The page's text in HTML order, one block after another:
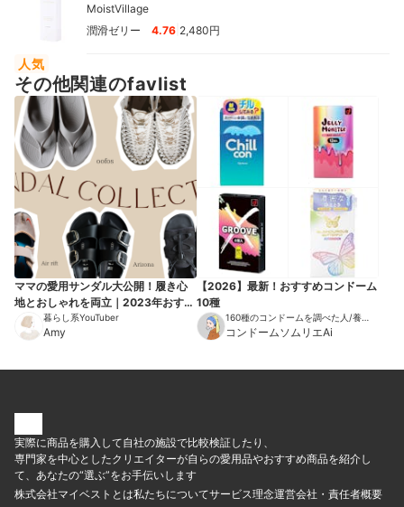
MoistVillage
潤滑ゼリー
4.76 2,480円
人気
その他関連のfavlist
ママの愛用サンダル大公開！履き心
地とおしゃれを両立｜2023年おすす
めモデル暮らし系YouTuber
Amy
【2026】最新！おすすめコンドーム
10種
160種のコンドームを調べた人/養護
教諭/公認心理師/思春期保健相談士
コンドームソムリエAi
実際に商品を購入して自社の施設で比較検証したり、
専門家を中心としたクリエイターが自らの愛用品やおすすめ商品を紹介し
て、あなたの“選ぶ”をお手伝いします
株式会社マイベストとは私たちについてサービス理念運営会社・責任者概要